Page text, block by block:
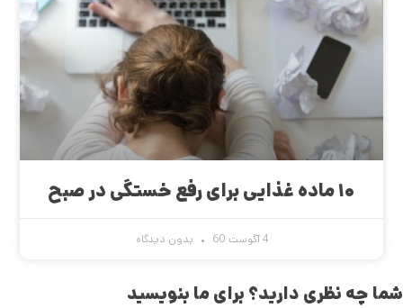
۱۰ ماده غذایی برای رفع خستگی در صبح
4 آگوست 60 بدون دیدگاه
شما چه نظری دارید؟ برای ما بنویسید